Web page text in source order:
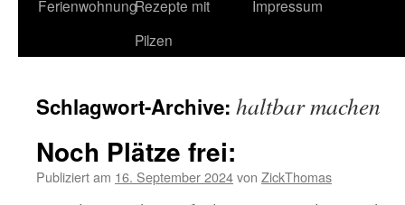
FerienwohnungRezepte mit
Pilzen
Impressum
Schlagwort-Archive: haltbar machen
Noch Plätze frei:
Publiziert am 16. September 2024von ZickThomas